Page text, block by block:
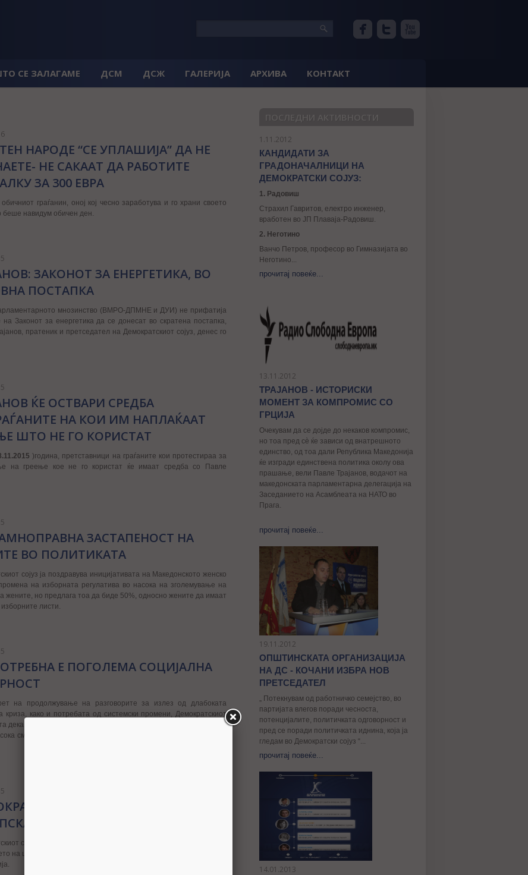
СЕ ЗАЛАГАМЕ ДСМ ДСЖ ГАЛЕРИЈА АРХИВА КОНТАКТ
НАРОДЕ “СЕ УПЛАШИЈА” ДА НЕ
НЕ САКААТ ДА РАБОТИТЕ
ЗА 300 ЕВРА
граѓанин, оној кој чесно заработува и го храни своето
беше навидум обичен ден.
ЗАКОНОТ ЗА ЕНЕРГЕТИКА, ВО
ПОСТАПКА
мнозинство (ВМРО-ДПМНЕ и ДУИ) не прифатија
на Законот за енергетика да се донесат во скратена постапка,
пратеник и претседател на Демократскиот сојуз, денес го
ЌЕ ОСТВАРИ СРЕДБА
НА КОИ ИМ НАПЛАЌААТ
ШТО НЕ ГО КОРИСТАТ
)година, претставници на граѓаните кои протестираа за
на греење кое не го користат ќе имаат средба со Павле
ЗАСТАПЕНОСТ НА
ВО ПОЛИТИКАТА
сојуз ја поздравува иницијативата на Македонското женско
на изборната регулатива во насока на зголемување на
жените, но предлага тоа да биде 50%, односно жените да имаат
листи.
Е ПОГОЛЕМА СОЦИЈАЛНА
на продолжување на разговорите за излез од длабоката
криза, како и потребата од системски промени, Демократскиот
дека, промените треба да поаѓаат од потребите на граѓаните, и
сметаме дека едно од клучните прашања е подобрување на
СОЈУЗ БАРА ПОМОШ ОД
УНИЈА
сојуз апелира до Европската унија да се вклучи во
на штетите од поплавите кои ја зафатија Република
ПОСЛЕДНИ АКТИВНОСТИ
1.11.2012
КАНДИДАТИ ЗА
ГРАДОНАЧАЛНИЦИ НА
ДЕМОКРАТСКИ СОЈУЗ:
1. Радовиш
Страхил Гавритов, електро инженер,
вработен во ЈП Плаваја-Радовиш.
2. Неготино
Ванчо Петров, професор во Гимназијата во
Неготино...
прочитај повеќе...
13.11.2012
ТРАЈАНОВ - ИСТОРИСКИ
МОМЕНТ ЗА КОМПРОМИС СО
ГРЦИЈА
Очекувам да се дојде до некаков компромис,
но тоа пред сè ќе зависи од внатрешното
единство, од тоа дали Република Македонија
ќе изгради единствена политика околу ова
прашање, вели Павле Трајанов, водачот на
македонската парламентарна делегација на
Заседанието на Асамблеата на НАТО во
Прага.
прочитај повеќе...
19.11.2012
ОПШТИНСКАТА ОРГАНИЗАЦИЈА
НА ДС - КОЧАНИ ИЗБРА НОВ
ПРЕТСЕДАТЕЛ
„ Потекнувам од работничко семејство, во
партијата влегов поради чесноста,
потенцијалите, политичката одговорност и
пред се поради политичката иднина, којa ја
гледам во Демократски сојуз “...
прочитај повеќе...
14.01.2013